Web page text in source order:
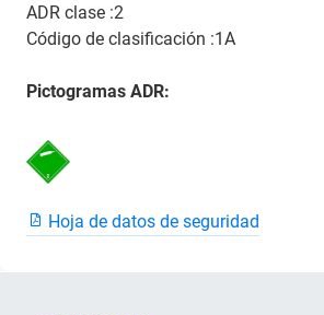
ADR clase :2
Código de clasificación :1A
Pictogramas ADR:
Hoja de datos de seguridad